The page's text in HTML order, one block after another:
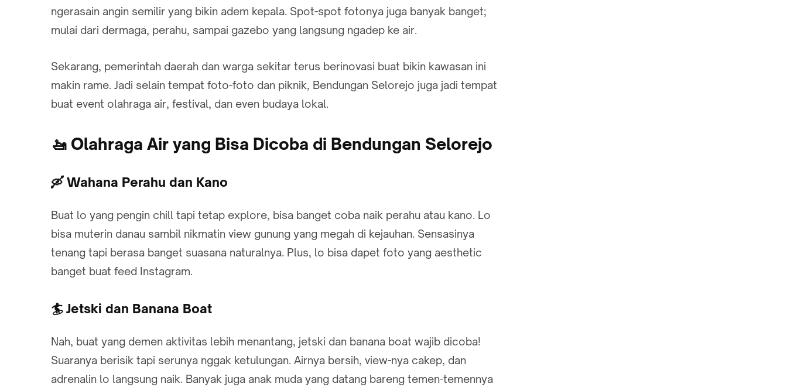
ngerasain angin semilir yang bikin adem kepala. Spot-spot fotonya juga banyak banget;
mulai dari dermaga, perahu, sampai gazebo yang langsung ngadep ke air.
Sekarang, pemerintah daerah dan warga sekitar terus berinovasi buat bikin kawasan ini
makin rame. Jadi selain tempat foto-foto dan piknik, Bendungan Selorejo juga jadi tempat
buat event olahraga air, festival, dan even budaya lokal.
🚤 Olahraga Air yang Bisa Dicoba di Bendungan Selorejo
🛶 Wahana Perahu dan Kano
Buat lo yang pengin chill tapi tetap explore, bisa banget coba naik perahu atau kano. Lo
bisa muterin danau sambil nikmatin view gunung yang megah di kejauhan. Sensasinya
tenang tapi berasa banget suasana naturalnya. Plus, lo bisa dapet foto yang aesthetic
banget buat feed Instagram.
🏄 Jetski dan Banana Boat
Nah, buat yang demen aktivitas lebih menantang, jetski dan banana boat wajib dicoba!
Suaranya berisik tapi serunya nggak ketulungan. Airnya bersih, view-nya cakep, dan
adrenalin lo langsung naik. Banyak juga anak muda yang datang bareng temen-temennya